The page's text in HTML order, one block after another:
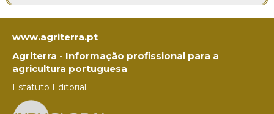
www.agriterra.pt
Agriterra - Informação profissional para a
agricultura portuguesa
Estatuto Editorial